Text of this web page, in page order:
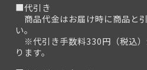
■代引き
商品代金はお届け時に商品と
い。
※代引き手数料330円（税込）
ります。